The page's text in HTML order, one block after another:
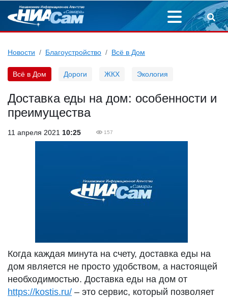
Новости Благоустройство Всё в Дом
Всё в Дом Дороги ЖКХ Экология
Доставка еды на дом: особенности и
преимущества
11 апреля 2021 10:25 157
Когда каждая минута на счету, доставка еды на
дом является не просто удобством, а настоящей
необходимостью. Доставка еды на дом от
https://kostis.ru/ – это сервис, который позволяет